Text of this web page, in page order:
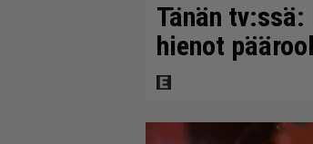
Tänän
hienot